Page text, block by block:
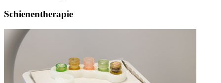
Schienentherapie